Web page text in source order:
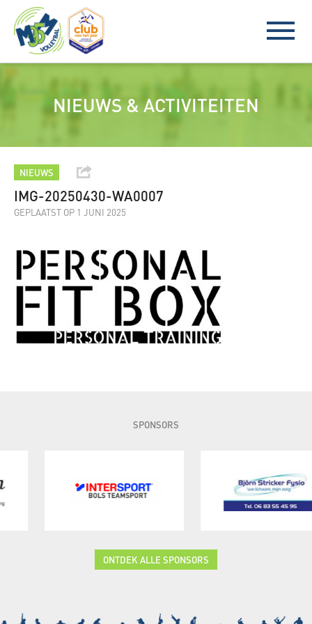
NIEUWS & ACTIVITEITEN
NIEUWS
IMG-20250430-WA0007
GEPLAATST OP 1 JUNI 2025
SPONSORS
ONTDEK ALLE SPONSORS